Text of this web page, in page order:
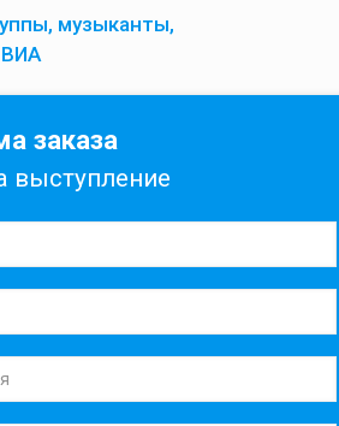
музыканты,
ВИА
заказа
выступление